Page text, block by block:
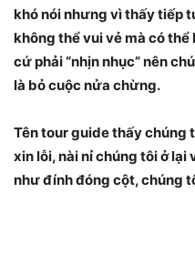
khó nói nhưng vì thấy tiếp
không thể vui vẻ mà có
cứ phải “nhịn nhục” nên
là bỏ cuộc nửa chừng.
Tên tour guide thấy chúng
xin lỗi, nài nỉ chúng tôi ở lại
như đính đóng cột, chúng